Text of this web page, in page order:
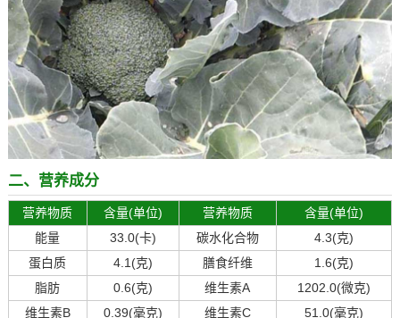
二、营养成分
营养物质 含量(单位) 营养物质
含量(单位)
能量
33.0(卡) 碳水化合物
4.3(克)
蛋白质
4.1(克) 膳食纤维
1.6(克)
脂肪
0.6(克) 维生素A
1202.0(微克)
维生素B
0.39(毫克) 维生素C
51.0(毫克)